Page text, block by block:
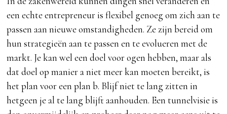
een echte entrepreneur is flexibel genoeg om zich aan te
passen aan nieuwe omstandigheden. Ze zijn bereid om
hun strategieën aan te passen en te evolueren met de
markt. Je kan wel een doel voor ogen hebben, maar als
dat doel op manier a niet meer kan moeten bereikt, is
het plan voor een plan b. Blijf niet te lang zitten in
hetgeen je al te lang blijft aanhouden. Een tunnelvisie is